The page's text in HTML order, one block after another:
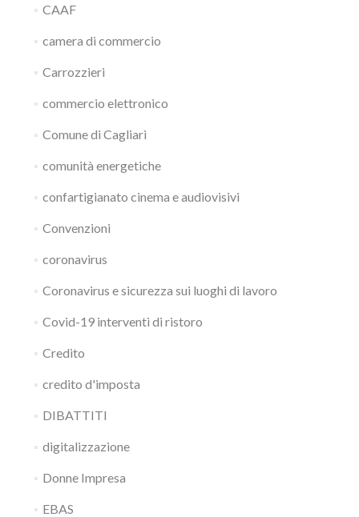
CAAF
camera di commercio
Carrozzieri
commercio elettronico
Comune di Cagliari
comunità energetiche
confartigianato cinema e audiovisivi
Convenzioni
coronavirus
Coronavirus e sicurezza sui luoghi di lavoro
Covid-19 interventi di ristoro
Credito
credito d'imposta
DIBATTITI
digitalizzazione
Donne Impresa
EBAS